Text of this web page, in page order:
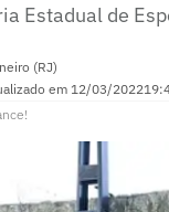
Estadual de
(RJ)
em 12/03/2022